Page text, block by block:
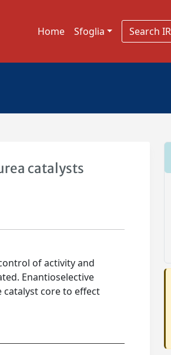
Home Sfoglia
catalysts
of activity and
Enantioselective
core to effect